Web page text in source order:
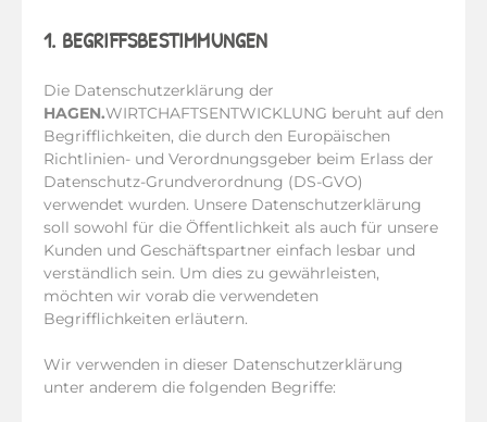
1. BEGRIFFSBESTIMMUNGEN
Die Datenschutzerklärung der
HAGEN.WIRTCHAFTSENTWICKLUNG beruht auf den
Begrifflichkeiten, die durch den Europäischen
Richtlinien- und Verordnungsgeber beim Erlass der
Datenschutz-Grundverordnung (DS-GVO)
verwendet wurden. Unsere Datenschutzerklärung
soll sowohl für die Öffentlichkeit als auch für unsere
Kunden und Geschäftspartner einfach lesbar und
verständlich sein. Um dies zu gewährleisten,
möchten wir vorab die verwendeten
Begrifflichkeiten erläutern.
Wir verwenden in dieser Datenschutzerklärung
unter anderem die folgenden Begriffe: